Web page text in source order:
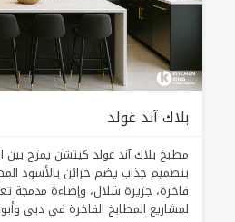
بلاك آند غولد
مطبخ بلاك آند غولد كيتشن يمزج بين
بتصميم جذاب يضم خزائن بالأسود
فاخرة، جزيرة شلال، وإضاءة مدمجة
لمشاريع المطابخ الفاخرة في دبي